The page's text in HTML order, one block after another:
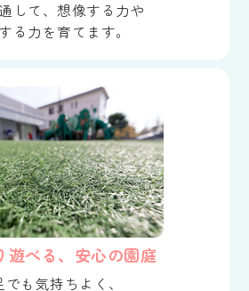
して、想像する力や
る力を育てます。
遊べる、安心の園庭
でも気持ちよく、